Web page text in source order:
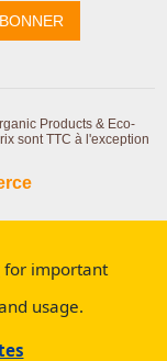
Products & Eco-
sont TTC à l'exception
for important
usage.